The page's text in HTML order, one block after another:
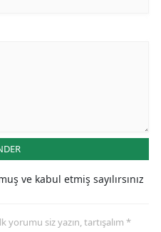
ve kabul etmiş sayılırsınız
siz yazın, tartışalım *